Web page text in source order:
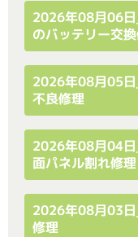
2026年08月06
のバッテリー交
2026年08月05
不良修理
2026年08月04
面パネル割れ修理
2026年08月03
修理